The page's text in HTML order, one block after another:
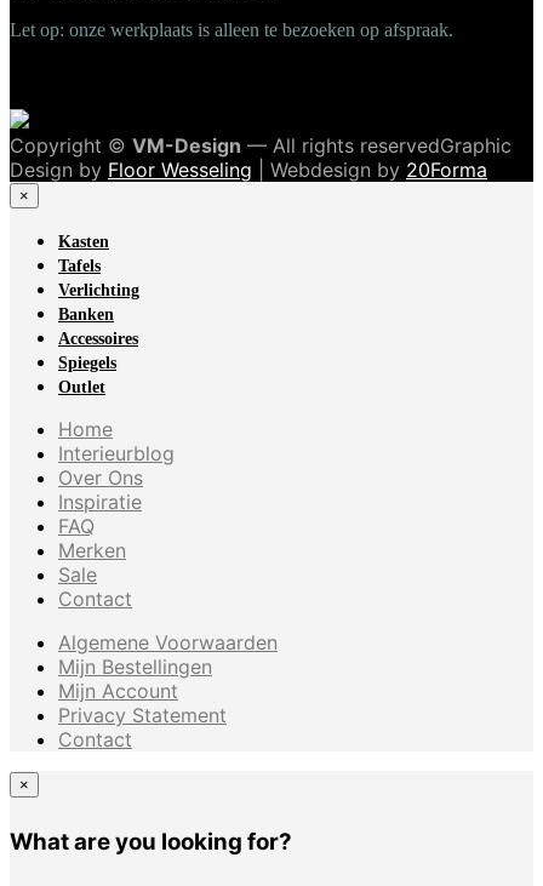
Let op: onze werkplaats is alleen te bezoeken op afspraak.
Copyright © VM-Design — All rights reservedGraphic
Design by Floor Wesseling | Webdesign by 20Forma
×
Kasten
Tafels
Verlichting
Banken
Accessoires
Spiegels
Outlet
Home
Interieurblog
Over Ons
Inspiratie
FAQ
Merken
Sale
Contact
Algemene Voorwaarden
Mijn Bestellingen
Mijn Account
Privacy Statement
Contact
×
What are you looking for?